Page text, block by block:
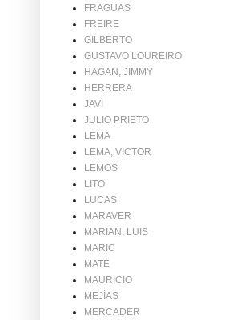
FRAGUAS
FREIRE
GILBERTO
GUSTAVO LOUREIRO
HAGAN, JIMMY
HERRERA
JAVI
JULIO PRIETO
LEMA
LEMA, VICTOR
LEMOS
LITO
LUCAS
MARAVER
MARIAN, LUIS
MARIC
MATÉ
MAURICIO
MEJÍAS
MERCADER